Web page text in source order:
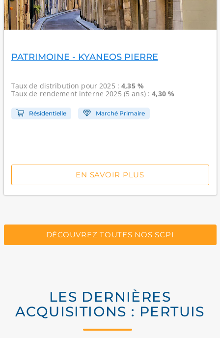
PATRIMOINE - KYANEOS PIERRE
Taux de distribution pour 2025 :4,35 %
Taux de rendement interne2025 (5 ans) :4,30 %
Résidentielle Marché Primaire
EN SAVOIR PLUS
DÉCOUVREZ TOUTES NOS SCPI
LES DERNIÈRES
ACQUISITIONS : PERTUIS